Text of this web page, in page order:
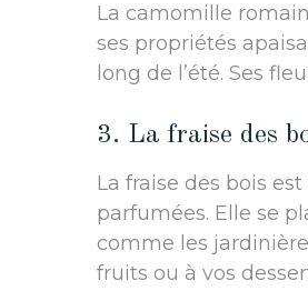
La camomille
ses propriétés
long de l’été. Ses
3. La fraise des
La fraise des bois
parfumées. Elle se
comme les
fruits ou à vos